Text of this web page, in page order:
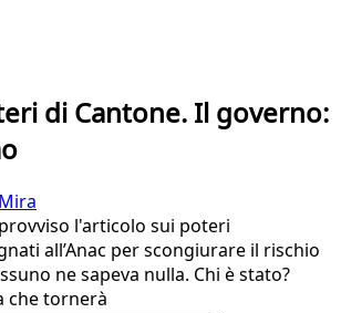
di Cantone. Il governo:
l'articolo sui poteri
all’Anac per scongiurare il rischio
ne sapeva nulla. Chi è stato?
che tornerà